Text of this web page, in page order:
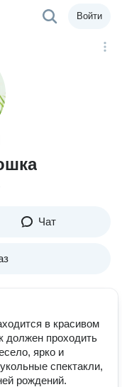
Войти
Чат
в красивом
должен проходить
ярко и
спектакли,
рождений.